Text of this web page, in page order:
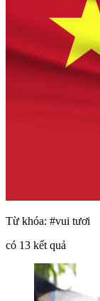
Từ khóa: #vui tươi
có 13 kết quả